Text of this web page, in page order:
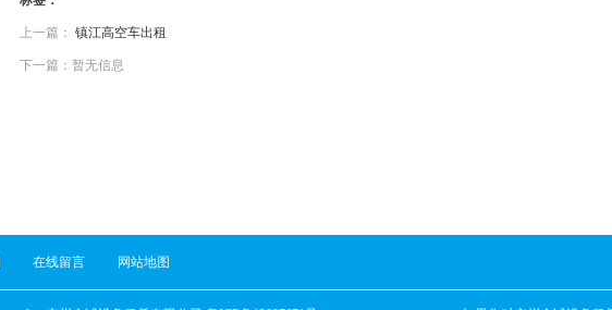
上一篇： 镇江高空车出租
下一篇：暂无信息
在线留言 网站地图